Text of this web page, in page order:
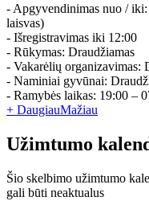
- Apgyvendinimas nuo /
laisvas)
- Išregistravimas iki 12:00
- Rūkymas: Draudžiamas
- Vakarėlių organizavimas:
- Naminiai gyvūnai:
- Ramybės laikas: 19:00 –
+ DaugiauMažiau
Užimtumo
Šio skelbimo užimtumo
gali būti neaktualus